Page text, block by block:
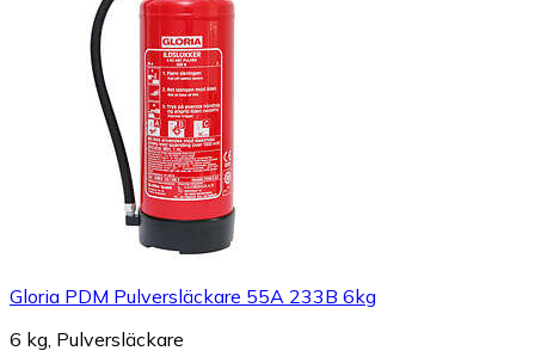
Gloria PDM Pulversläckare 55A 233B 6kg
6 kg, Pulversläckare